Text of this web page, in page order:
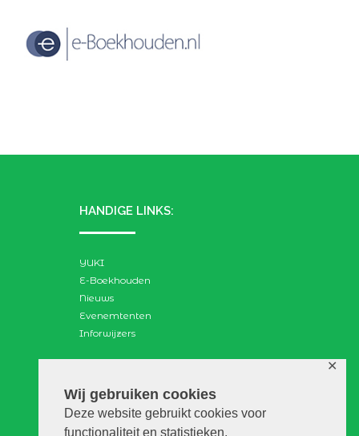
Wij gebruiken cookies
Deze website gebruikt cookies voor
functionaliteit en statistieken.
✕
HANDIGE LINKS:
YUKI
E-Boekhouden
Nieuws
Evenemtenten
Inforwijzers
Search